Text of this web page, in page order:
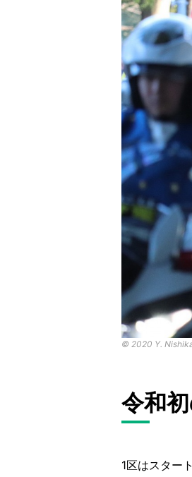
©︎ 2020 Y.
令和
1区はスター